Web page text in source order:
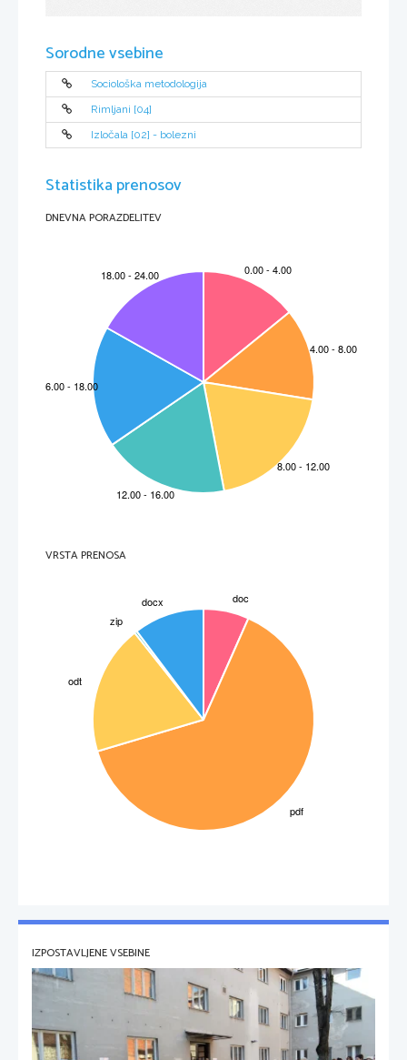
Sorodne vsebine
Sociološka metodologija
Rimljani [04]
Izločala [02] - bolezni
Statistika prenosov
DNEVNA PORAZDELITEV
VRSTA PRENOSA
IZPOSTAVLJENE VSEBINE